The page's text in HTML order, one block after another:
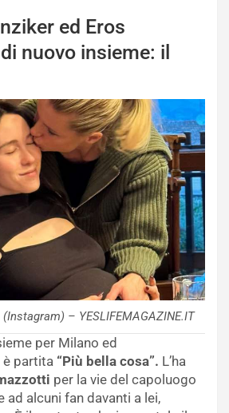
ed Eros
nuovo insieme: il
– YESLIFEMAGAZINE.IT
per Milano ed
partita “Più bella cosa”. L’ha
per la vie del capoluogo
ad alcuni fan davanti a lei,